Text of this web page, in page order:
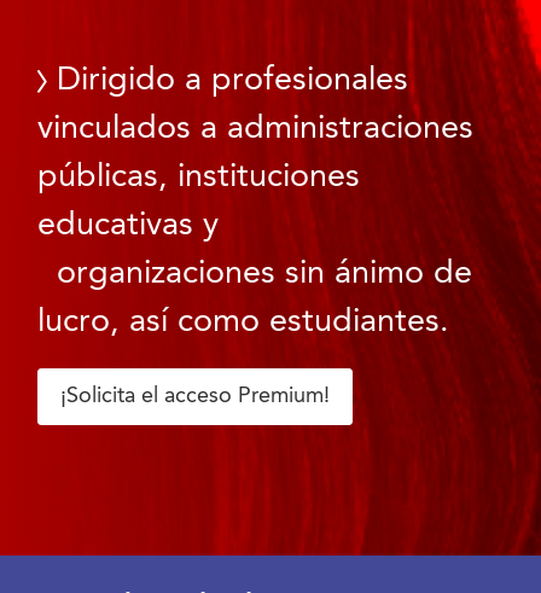
Dirigido a profesionales
vinculados a administraciones
públicas, instituciones
educativas y
organizaciones sin ánimo de
lucro, así como estudiantes.
¡Solicita el acceso Premium!